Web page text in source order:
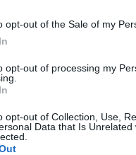
opt-out of the Sale of my
opt-out of processing my
opt-out of Collection, Use,
Data that Is
fognak a
még tizennégy évvel